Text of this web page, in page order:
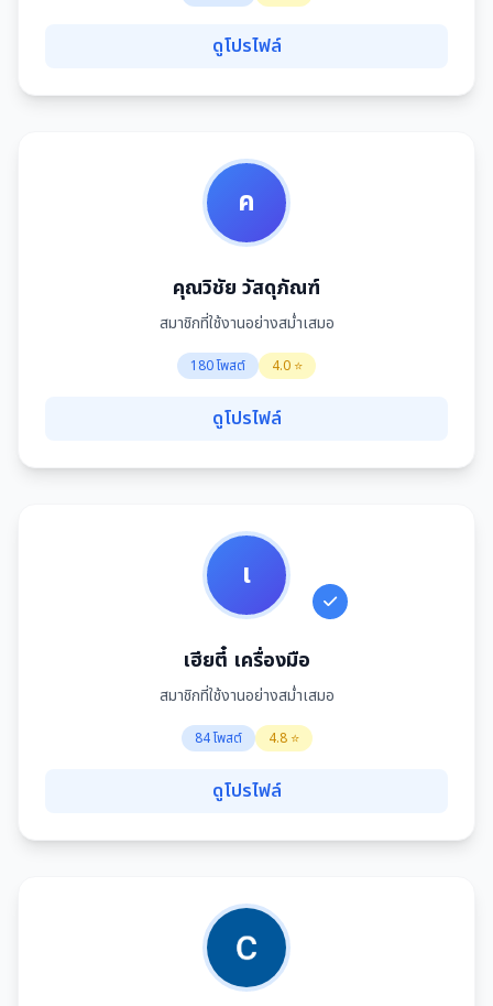
ดูโปรไฟล์
ค
คุณวิชัย วัสดุภัณฑ์
สมาชิกที่ใช้งานอย่างสม่ำเสมอ
180 โพสต์ 4.0 ⭐
ดูโปรไฟล์
เ
เฮียตี๋ เครื่องมือ
สมาชิกที่ใช้งานอย่างสม่ำเสมอ
84 โพสต์ 4.8 ⭐
ดูโปรไฟล์